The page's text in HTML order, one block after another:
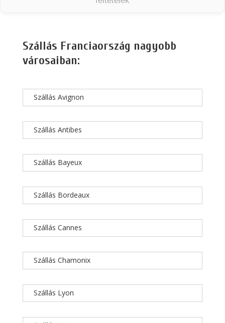
Szállás Franciaország nagyobb
városaiban:
Szállás Avignon
Szállás Antibes
Szállás Bayeux
Szállás Bordeaux
Szállás Cannes
Szállás Chamonix
Szállás Lyon